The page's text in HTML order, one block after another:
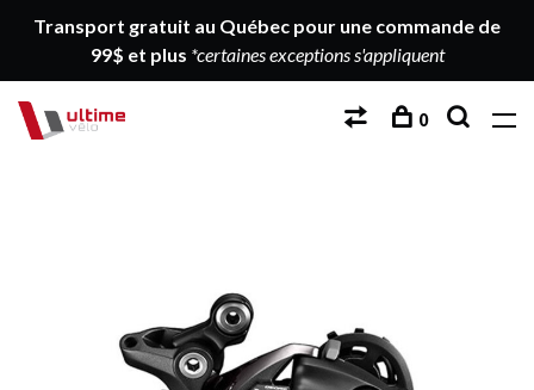
Transport gratuit au Québec pour une commande de
99$ et plus *certaines exceptions s'appliquent
0